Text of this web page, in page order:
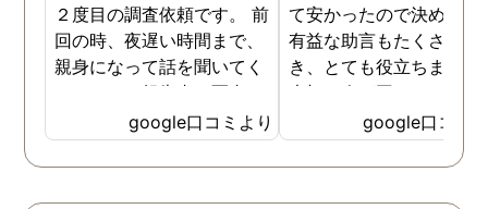
２度目の調査依頼です。 前
回の時、夜遅い時間まで、
親身になって話を聞いてく
れたのと、報告書の写真
が、場所が悪かったのに、
とても鮮明に写っていたの
で、再度、調査をお願いさ
google口コミより
て安かったので決めまし
有益な助言もたくさん頂
き、とても役立ちました
大切な人が困っていたら
番に紹介したいと思える
偵事務所です
google口コミ